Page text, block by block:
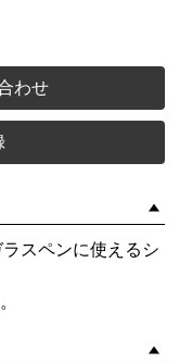
わせ
スペンに使えるシ